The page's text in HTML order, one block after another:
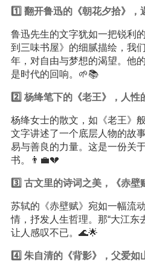
1️⃣ 翻开鲁迅的《朝花夕拾》，
鲁迅先生的文字犹如一把锐利
到三味书屋》的细腻描绘，我
年，对自由与梦想的渴望。他
是时代的回响。🌱📚
2️⃣ 杨绛笔下的《老王》，人性
杨绛女士的散文，如《老王》
文字讲述了一个底层人物的故
易与善良的力量。这是一份关
书。👨‍💼💔
3️⃣ 古文里的诗词之美，《赤壁
苏轼的《赤壁赋》宛如一幅流
情，抒发人生哲理。那“大江东
让人感叹不已。🌊🌟
4️⃣ 朱自清的《背影》，父爱如